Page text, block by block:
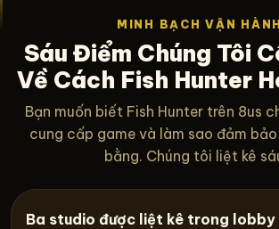
MINH BẠCH VẬN HÀNH
Sáu Điểm Chúng Tôi
Về Cách Fish Hunter
Bạn muốn biết Fish Hunter trên 8us
cung cấp game và làm sao đảm
bằng. Chúng tôi liệt kê
Ba studio được liệt kê trong lobby